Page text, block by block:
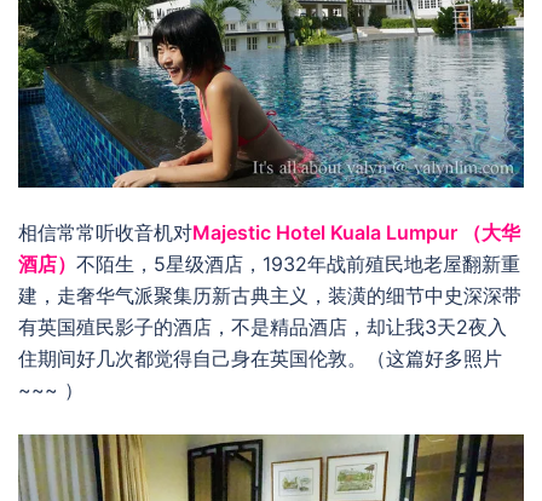
相信常常听收音机对Majestic Hotel Kuala Lumpur （大华
酒店） 不陌生，5星级酒店，1932年战前殖民地老屋翻新重
建，走奢华气派聚集历新古典主义，装潢的细节中史深深带
有英国殖民影子的酒店，不是精品酒店，却让我3天2夜入
住期间好几次都觉得自己身在英国伦敦。（这篇好多照片
~~~ ）